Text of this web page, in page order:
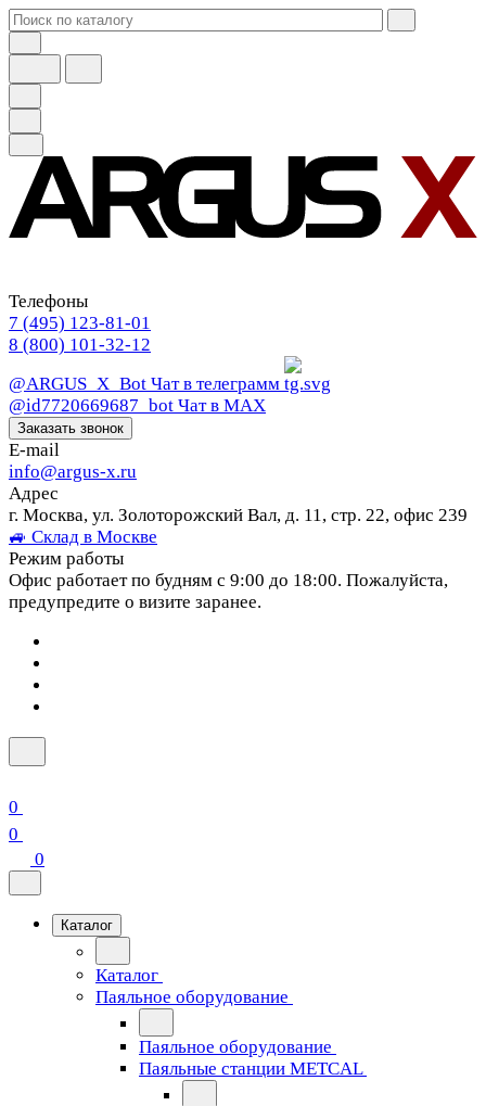
Телефоны
7 (495) 123-81-01
8 (800) 101-32-12
@ARGUS_X_Bot Чат в телеграмм
@id7720669687_bot Чат в МАХ
Заказать звонок
E-mail
info@argus-x.ru
Адрес
г. Москва, ул. Золоторожский Вал, д. 11, стр. 22, офис 239
🚙 Склад в Москве
Режим работы
Офис работает по будням с 9:00 до 18:00. Пожалуйста,
предупредите о визите заранее.
0
0
0
Каталог
Каталог
Паяльное оборудование
Паяльное оборудование
Паяльные станции METCAL